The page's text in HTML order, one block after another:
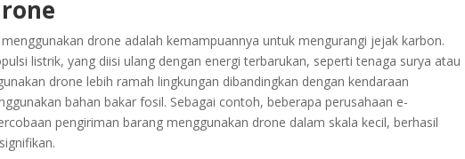
drone adalah kemampuannya untuk mengurangi jejak karbon.
listrik, yang diisi ulang dengan energi terbarukan, seperti tenaga surya atau
drone lebih ramah lingkungan dibandingkan dengan kendaraan
bahan bakar fosil. Sebagai contoh, beberapa perusahaan e-
pengiriman barang menggunakan drone dalam skala kecil, berhasil